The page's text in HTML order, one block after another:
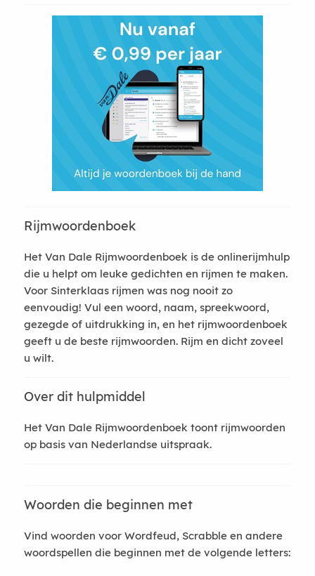
Rijmwoordenboek
Het Van Dale Rijmwoordenboek is de onlinerijmhulp
die u helpt om leuke gedichten en rijmen te maken.
Voor Sinterklaas rijmen was nog nooit zo
eenvoudig! Vul een woord, naam, spreekwoord,
gezegde of uitdrukking in, en het rijmwoordenboek
geeft u de beste rijmwoorden. Rijm en dicht zoveel
u wilt.
Over dit hulpmiddel
Het Van Dale Rijmwoordenboek toont rijmwoorden
op basis van Nederlandse uitspraak.
Woorden die beginnen met
Vind woorden voor Wordfeud, Scrabble en andere
woordspellen die beginnen met de volgende letters: